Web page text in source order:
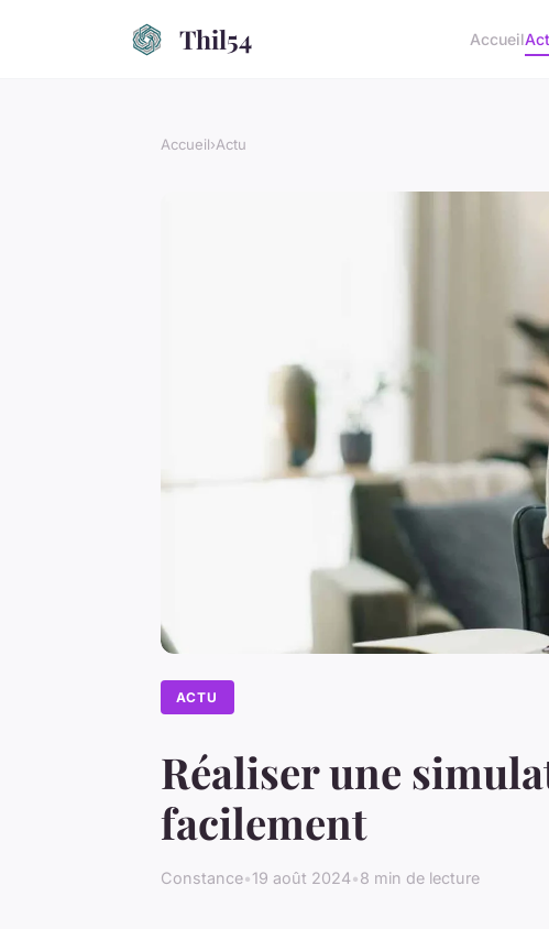
Thil54 Accueil
Accueil›Actu
ACTU
Réaliser une
facilement
Constance•19 août 2024•8 min de lecture